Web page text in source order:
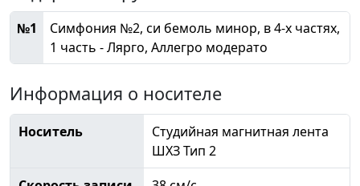
№1
Симфония №2, си бемоль минор, в 4-х частях,
1 часть - Лярго, Аллегро модерато
Информация о носителе
Носитель
Студийная магнитная лента
ШХЗ Тип 2